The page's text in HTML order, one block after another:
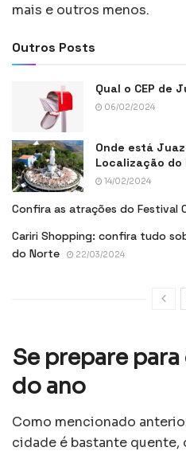
mais e outros menos.
Outros Posts
Qual o CEP de
06/02/2024
Onde está
Localização do
14/02/2024
Confira as atrações do Festival
Cariri Shopping: confira tudo
do Norte
22/03/2024
Se prepare
do ano
Como mencionado
cidade é bastante quente,